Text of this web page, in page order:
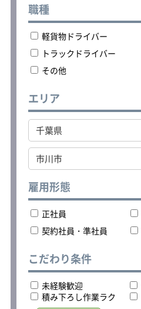
職種
軽貨物ドライバー
トラックドライバー
その他
エリア
雇用形態
正社員
契約社員・準社員
こだわり条件
未経験歓迎
積み下ろし作業ラク